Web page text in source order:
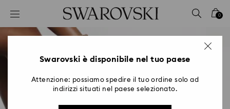
Accesskeys list
0 - Header
2 - Footer
0
Swarovski è disponibile nel tuo paese
Attenzione: possiamo spedire il tuo ordine solo ad
indirizzi situati nel paese selezionato.